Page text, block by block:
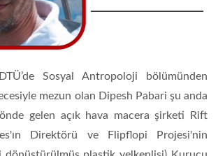
Sosyal Antropoloji bölümünden
mezun olan Dipesh Pabari şu anda
gelen açık hava macera şirketi Rift
Direktörü ve Flipflopi Projesi'nin